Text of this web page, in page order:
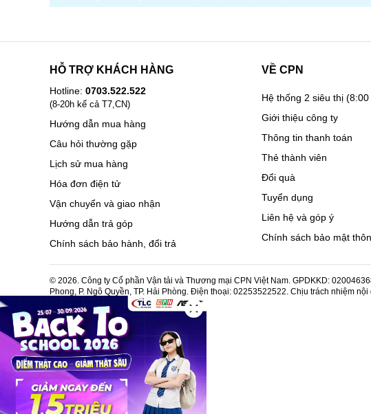
HỖ TRỢ KHÁCH HÀNG
Hotline: 0703.522.522
(8-20h kể cả T7,CN)
Hướng dẫn mua hàng
Câu hỏi thường gặp
Lịch sử mua hàng
Hóa đơn điện tử
Vận chuyển và giao nhận
Hướng dẫn trả góp
Chính sách bảo hành, đổi trả
VỀ CPN
Hệ thống 2 siêu thị(8:00
Giới thiệu công ty
Thông tin thanh toán
Thẻ thành viên
Đổi quà
Tuyển dụng
Liên hệ và góp ý
Chính sách bảo mật
© 2026. Công ty Cổ phần Vận tải và Thương mại CPN Việt Nam. GPDKKD:
Phong, P. Ngô Quyền, TP. Hải Phòng. Điện thoại: 02253522522. Chịu trách nhiệm